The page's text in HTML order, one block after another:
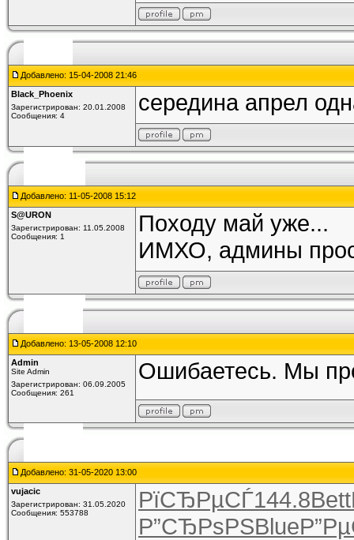
Добавлено: 15-04-2008 21:46
Black_Phoenix
Зарегистрирован: 20.01.2008
Сообщения: 4
середина апрел
Добавлено: 11-05-2008 15:12
S@URON
Зарегистрирован: 11.05.2008
Сообщения: 1
Походу май уже...
ИМХО, админы
Добавлено: 13-05-2008 12:10
Admin
Site Admin
Зарегистрирован: 06.09.2005
Сообщения: 261
Ошибаетесь. Мы
Добавлено: 31-05-2020 13:00
vujacic
Зарегистрирован: 31.05.2020
Сообщения: 553788
РїСЂРµСЃ144.8Bett
Р”СЂРѕРЅBlue